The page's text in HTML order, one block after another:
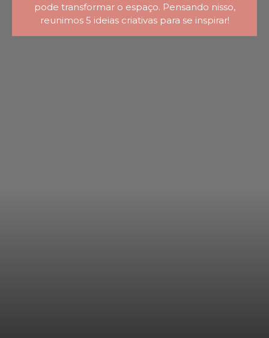
pode transformar o espaço. Pensando nisso,
reunimos 5 ideias criativas para se inspirar!